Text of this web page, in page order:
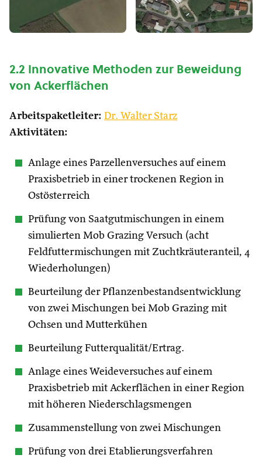
2.2 Innovative Methoden zur Beweidung
von Ackerflächen
Arbeitspaketleiter: Dr. Walter Starz
Aktivitäten:
Anlage eines Parzellenversuches auf einem
Praxisbetrieb in einer trockenen Region in
Ostösterreich
Prüfung von Saatgutmischungen in einem
simulierten Mob Grazing Versuch (acht
Feldfuttermischungen mit Zuchtkräuteranteil, 4
Wiederholungen)
Beurteilung der Pflanzenbestandsentwicklung
von zwei Mischungen bei Mob Grazing mit
Ochsen und Mutterkühen
Beurteilung Futterqualität/Ertrag.
Anlage eines Weideversuches auf einem
Praxisbetrieb mit Ackerflächen in einer Region
mit höheren Niederschlagsmengen
Zusammenstellung von zwei Mischungen
Prüfung von drei Etablierungsverfahren